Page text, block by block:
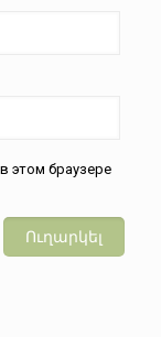
этом браузере